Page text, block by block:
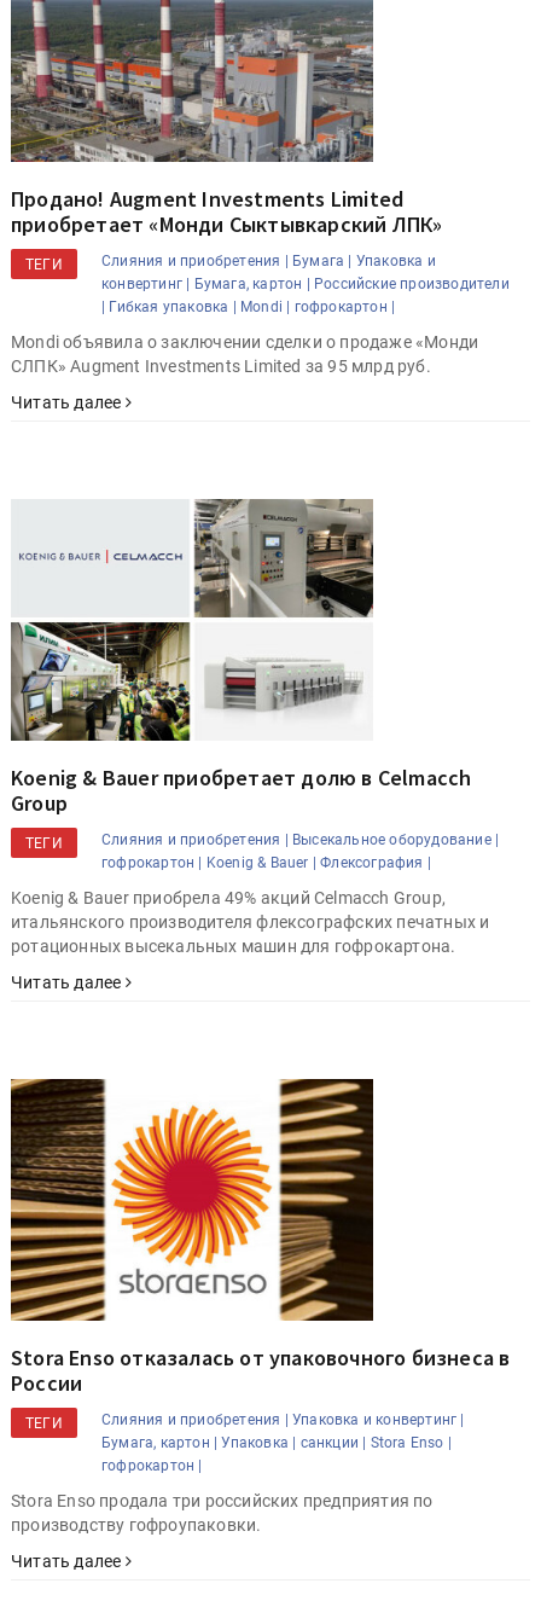
Продано! Augment Investments Limited
приобретает «Монди Сыктывкарский ЛПК»
ТЕГИ Слияния и приобретения | Бумага |
Упаковка и
конвертинг |
Бумага, картон |
Российские производители
Гибкая упаковка | Mondi | гофрокартон |
Mondi объявила о заключении сделки о продаже «Монди
СЛПК» Augment Investments Limited за 95 млрд руб.
Читать далее
Koenig & Bauer приобретает долю в Celmacch
Group
ТЕГИ Слияния и приобретения | Высекальное оборудование |
гофрокартон | Koenig & Bauer | Флексография |
Koenig & Bauer приобрела 49% акций Celmacch Group,
итальянского производителя флексографских печатных и
ротационных высекальных машин для гофрокартона.
Читать далее
Stora Enso отказалась от упаковочного бизнеса в
России
ТЕГИ Слияния и приобретения | Упаковка и конвертинг |
Бумага, картон | Упаковка | санкции | Stora Enso |
гофрокартон |
Stora Enso продала три российских предприятия по
производству гофроупаковки.
Читать далее